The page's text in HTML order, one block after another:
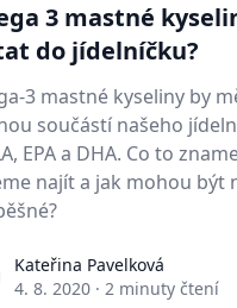
3 mastné
do jídelníčku?
3 mastné kyseliny by
součástí našeho
EPA a DHA. Co to
najít a jak mohou být
Kateřina Pavelková
4. 8. 2020 · 2 minuty čtení